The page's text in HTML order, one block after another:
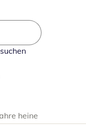
heine